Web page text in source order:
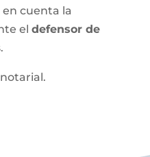
cuenta la
el defensor de